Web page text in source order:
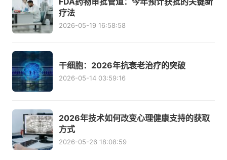
疗法
2026-05-19 16:58:58
干细胞：2026年抗衰老治疗的突破
2026-05-14 03:59:16
2026年技术如何改变心理健康支持的获取
方式
2026-05-26 18:08:59